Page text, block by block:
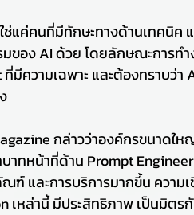
ช่แค่คนที่มีทักษะทางด้านเทคนิค
อง AI ด้วย โดยลักษณะการทำ
ที่มีความเฉพาะ และต้องทราบว่
กล่าวว่าองค์กรขนาดใ
ทหน้าที่ด้าน Prompt
และการบริการมากขึ้น ความ
เหล่านี้ มีประสิทธิภาพ เป็นมิต